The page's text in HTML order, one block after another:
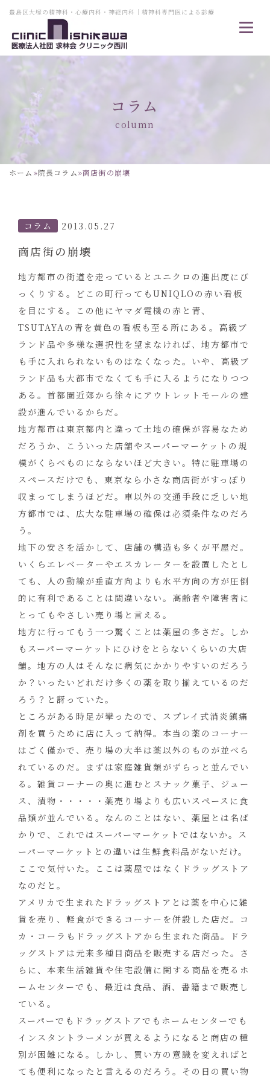
豊島区大塚の精神科・心療内科・神経内科｜精神科専門医による診療
コラム
column
ホーム »院長コラム»商店街の崩壊
コラム 2013.05.27
商店街の崩壊
地方都市の街道を走っているとユニクロの進出度にび
っくりする。どこの町行ってもUNIQLOの赤い看板
を目にする。この他にヤマダ電機の赤と青、
TSUTAYAの青を黄色の看板も至る所にある。高級ブ
ランド品や多様な選択性を望まなければ、地方都市で
も手に入れられないものはなくなった。いや、高級ブ
ランド品も大都市でなくても手に入るようになりつつ
ある。首都圏近郊から徐々にアウトレットモールの建
設が進んでいるからだ。
地方都市は東京都内と違って土地の確保が容易なため
だろうか、こういった店舗やスーパーマーケットの規
模がくらべものにならないほど大きい。特に駐車場の
スペースだけでも、東京なら小さな商店街がすっぽり
収まってしまうほどだ。車以外の交通手段に乏しい地
方都市では、広大な駐車場の確保は必須条件なのだろ
う。
地下の安さを活かして、店舗の構造も多くが平屋だ。
いくらエレベーターやエスカレーターを設置したとし
ても、人の動線が垂直方向よりも水平方向の方が圧倒
的に有利であることは間違いない。高齢者や障害者に
とってもやさしい売り場と言える。
地方に行ってもう一つ驚くことは薬屋の多さだ。しか
もスーパーマーケットにひけをとらないくらいの大店
舗。地方の人はそんなに病気にかかりやすいのだろう
か？いったいどれだけ多くの薬を取り揃えているのだ
ろう？と訝っていた。
ところがある時足が攣ったので、スプレイ式消炎鎮痛
剤を買うために店に入って納得。本当の薬のコーナー
はごく僅かで、売り場の大半は薬以外のものが並べら
れているのだ。まずは家庭雑貨類がずらっと並んでい
る。雑貨コーナーの奥に進むとスナック菓子、ジュー
ス、漬物・・・・・薬売り場よりも広いスペースに食
品類が並んでいる。なんのことはない、薬屋とは名ば
かりで、これではスーパーマーケットではないか。ス
ーパーマーケットとの違いは生鮮食料品がないだけ。
ここで気付いた。ここは薬屋ではなくドラッグストア
なのだと。
アメリカで生まれたドラッグストアとは薬を中心に雑
貨を売り、軽食ができるコーナーを併設した店だ。コ
カ・コーラもドラッグストアから生まれた商品。ドラ
ッグストアは元来多種目商品を販売する店だった。さ
らに、本来生活雑貨や住宅設備に関する商品を売るホ
ームセンターでも、最近は食品、酒、書籍まで販売し
ている。
スーパーでもドラッグストアでもホームセンターでも
インスタントラーメンが買えるようになると商店の種
別が困難になる。しかし、買い方の意識を変えればと
ても便利になったと言えるのだろう。その日の買い物